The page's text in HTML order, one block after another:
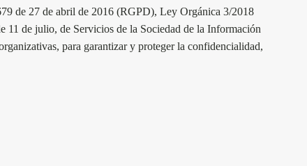
de 27 de abril de 2016 (RGPD), Ley Orgánica 3/2018
de julio, de Servicios de la Sociedad de la Información
para garantizar y proteger la confidencialidad,